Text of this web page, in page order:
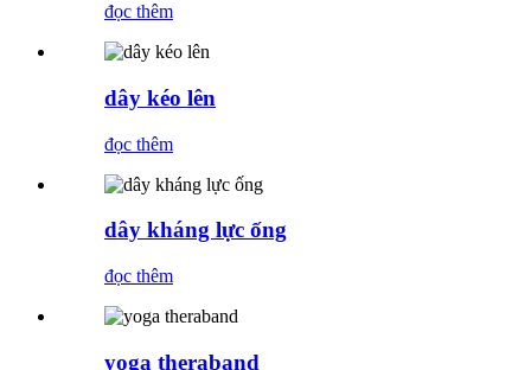
đọc thêm
dây kéo lên
đọc thêm
dây kháng lực ống
đọc thêm
yoga theraband